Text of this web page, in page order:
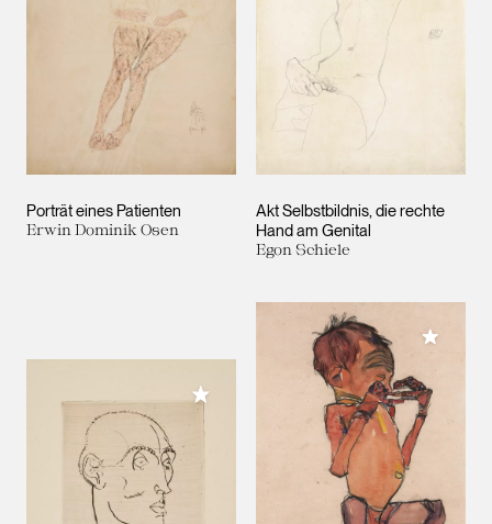
Porträt eines Patienten
Erwin Dominik Osen
Akt Selbstbildnis, die rechte
Hand am Genital
Egon Schiele
Meiner Sammlung hinzufügen
Meiner